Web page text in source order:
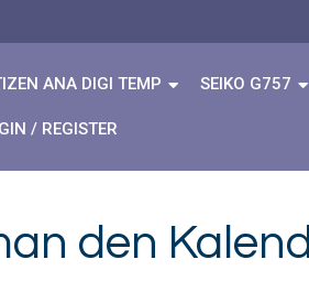
ANA DIGI TEMP SEIKO G757
/ REGISTER
den